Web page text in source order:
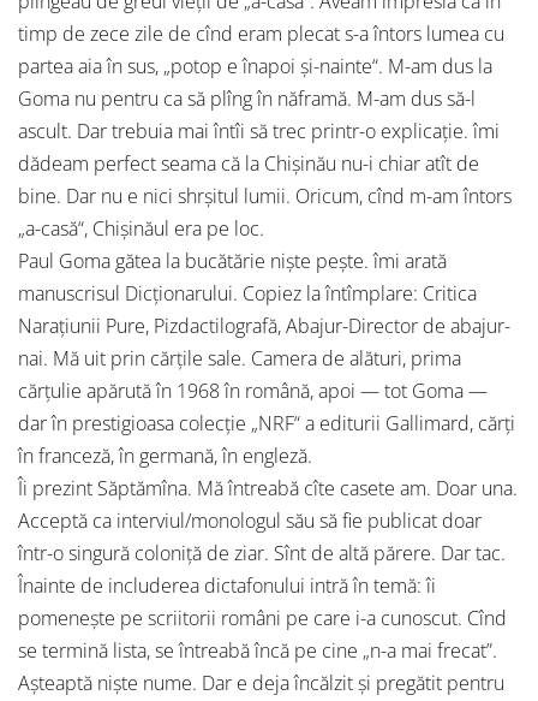
timp de zece zile de cînd eram plecat s-a întors lumea cu
partea aia în sus, „potop e înapoi şi-nainte“. M-am dus la
Goma nu pentru ca să plîng în năframă. M-am dus să-l
ascult. Dar trebuia mai întîi să trec printr-o explicaţie. îmi
dădeam perfect seama că la Chişinău nu-i chiar atît de
bine. Dar nu e nici shrşitul lumii. Oricum, cînd m-am întors
„a-casă“, Chişinăul era pe loc.
Paul Goma gătea la bucătărie nişte peşte. îmi arată
manuscrisul Dicţionarului. Copiez la întîmplare: Critica
Naraţiunii Pure, Pizdactilografă, Abajur-Director de abajur-
nai. Mă uit prin cărţile sale. Camera de alături, prima
cărţulie apărută în 1968 în română, apoi — tot Goma —
dar în prestigioasa colecţie „NRF“ a editurii Gallimard, cărţi
în franceză, în germană, în engleză.
Îi prezint Săptămîna. Mă întreabă cîte casete am. Doar una.
Acceptă ca interviul/monologul său să fie publicat doar
într-o singură coloniţă de ziar. Sînt de altă părere. Dar tac.
Înainte de includerea dictafonului intră în temă: îi
pomeneşte pe scriitorii români pe care i-a cunoscut. Cînd
se termină lista, se întreabă încă pe cine „n-a mai frecat”.
Aşteaptă nişte nume. Dar e deja încălzit şi pregătit pentru